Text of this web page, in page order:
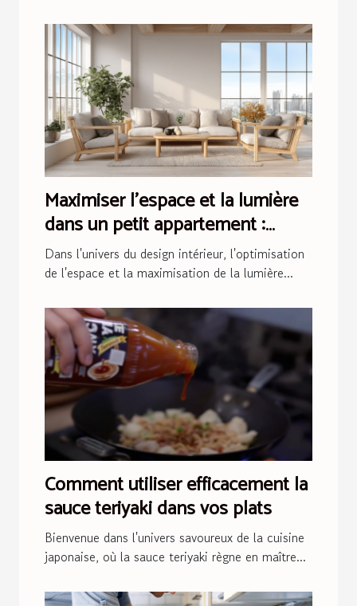
Maximiser l'espace et la lumière
dans un petit appartement :
Astuces scandinaves
Dans l'univers du design intérieur, l'optimisation
de l'espace et la maximisation de la lumière...
Comment utiliser efficacement la
sauce teriyaki dans vos plats
Bienvenue dans l'univers savoureux de la cuisine
japonaise, où la sauce teriyaki règne en maître...